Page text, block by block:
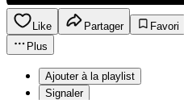
Like Partager
Favori
Plus
Ajouter à la playlist
Signaler